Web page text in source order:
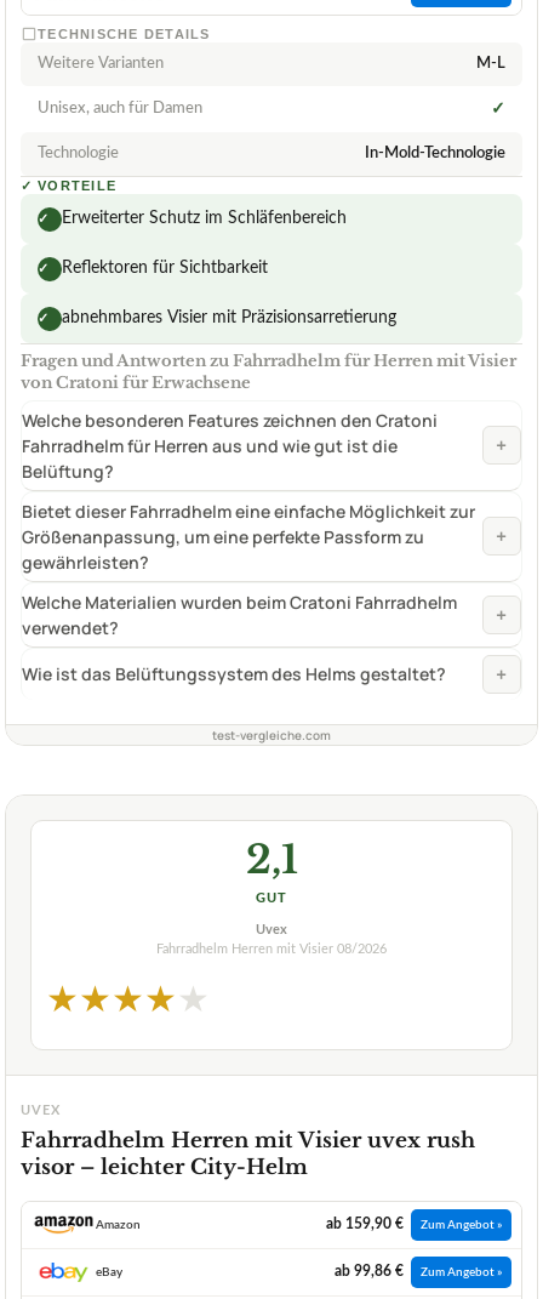
TECHNISCHE DETAILS
Weitere Varianten M-L
Unisex, auch für Damen ✓
Technologie In-Mold-Technologie
✓ VORTEILE
✓ Erweiterter Schutz im Schläfenbereich
✓ Reflektoren für Sichtbarkeit
✓ abnehmbares Visier mit Präzisionsarretierung
Fragen und Antworten zu Fahrradhelm für Herren mit Visier
von Cratoni für Erwachsene
Welche besonderen Features zeichnen den Cratoni
Fahrradhelm für Herren aus und wie gut ist die
Belüftung?
+
Bietet dieser Fahrradhelm eine einfache Möglichkeit zur
Größenanpassung, um eine perfekte Passform zu
gewährleisten?
+
Welche Materialien wurden beim Cratoni Fahrradhelm
verwendet?
+
Wie ist das Belüftungssystem des Helms gestaltet? +
test-vergleiche.com
2,1
GUT
Uvex
Fahrradhelm Herren mit Visier 08/2026
★★★★★
UVEX
Fahrradhelm Herren mit Visier uvex rush
visor – leichter City-Helm
Amazon ab 159,90 € Zum Angebot »
eBay ab 99,86 € Zum Angebot »